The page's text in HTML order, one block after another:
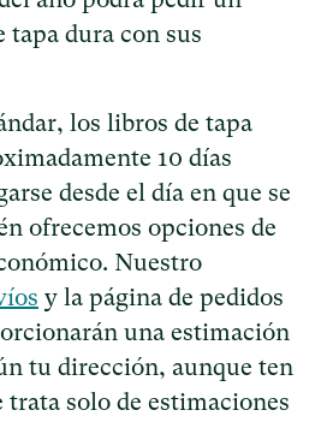
tapa dura con sus
los libros de tapa
10 días
desde el día en que se
ofrecemos opciones de
Nuestro
y la página de pedidos
una estimación
tu dirección, aunque ten
trata solo de estimaciones